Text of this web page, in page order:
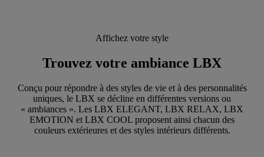
Affichez votre style
Trouvez votre ambiance LBX
Conçu pour répondre à des styles de vie et à des personnalités
uniques, le LBX se décline en différentes versions ou
« ambiances ». Les LBX ELEGANT, LBX RELAX, LBX
EMOTION et LBX COOL proposent ainsi chacun des
couleurs extérieures et des styles intérieurs différents.